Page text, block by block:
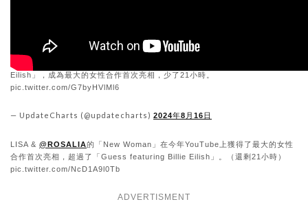
「New Woman」在2024年YouTube上超過「Guess remix featuring Billie
Eilish」，成為最大的女性合作首次亮相，少了21小時。
pic.twitter.com/G7byHVlMl6
— UpdateCharts (@updatecharts) 2024年8月16日
LISA & @ROSALIA的「New Woman」在今年YouTube上獲得了最大的女性
合作首次亮相，超過了「Guess featuring Billie Eilish」。（還剩21小時）
pic.twitter.com/NcD1A9l0Tb
ADVERTISMENT